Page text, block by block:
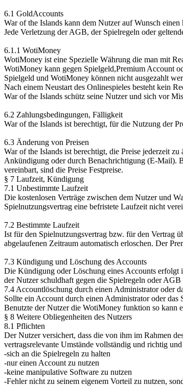
6.1 GoldAccounts
War of the Islands kann dem Nutzer auf Wunsch
Jede Verletzung der AGB, der Spielregeln oder
6.1.1 WotiMoney
WotiMoney ist eine Spezielle Währung die man mit
WotiMoney kann gegen Spielgeld,Premium Account
Spielgeld und WotiMoney können nicht ausgezahlt
Nach einem Neustart des Onlinespieles besteht kein
War of the Islands schütz seine Nutzer und sich vor
6.2 Zahlungsbedingungen, Fälligkeit
War of the Islands ist berechtigt, für die Nutzung der
6.3 Änderung von Preisen
War of the Islands ist berechtigt, die Preise jederzeit
Ankündigung oder durch Benachrichtigung (E-Mail).
vereinbart, sind die Preise Festpreise.
§ 7 Laufzeit, Kündigung
7.1 Unbestimmte Laufzeit
Die kostenlosen Verträge zwischen dem Nutzer und
Spielnutzungsvertrag eine befristete Laufzeit nicht
7.2 Bestimmte Laufzeit
Ist für den Spielnutzungsvertrag bzw. für den Vertrag
abgelaufenen Zeitraum automatisch erloschen. Der
7.3 Kündigung und Löschung des Accounts
Die Kündigung oder Löschung eines Accounts erfolgt
der Nutzer schuldhaft gegen die Spielregeln oder
7.4 Accountlöschung durch einen Administrator oder
Sollte ein Account durch einen Administrator oder
Benutzte der Nutzer die WotiMoney funktion so kann
§ 8 Weitere Obliegenheiten des Nutzers
8.1 Pflichten
Der Nutzer versichert, dass die von ihm im Rahmen
vertragsrelevante Umstände vollständig und richtig
-sich an die Spielregeln zu halten
-nur einen Account zu nutzen
-keine manipulative Software zu nutzen
-Fehler nicht zu seinem eigenem Vorteil zu nutzen,